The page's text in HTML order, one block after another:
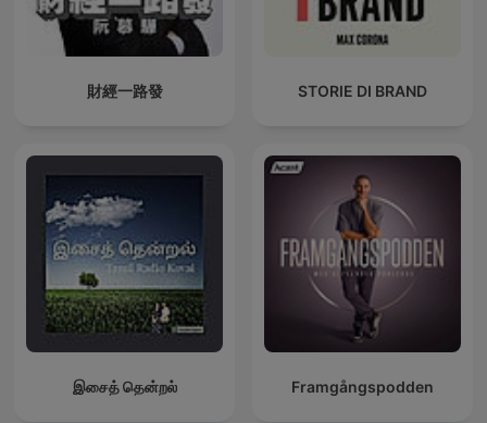
財經一路發 STORIE DI BRAND
இசைத் தென்றல் Framgångspodden